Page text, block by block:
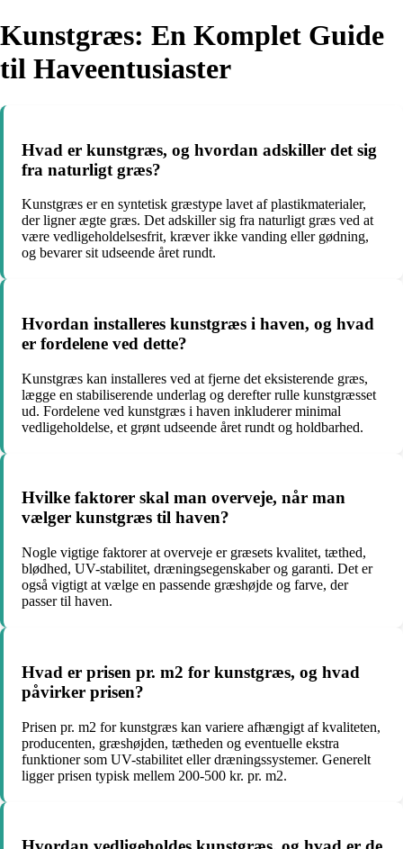
Kunstgræs: En Komplet Guide
til Haveentusiaster
Hvad er kunstgræs, og hvordan adskiller det sig
fra naturligt græs?
Kunstgræs er en syntetisk græstype lavet af plastikmaterialer,
der ligner ægte græs. Det adskiller sig fra naturligt græs ved at
være vedligeholdelsesfrit, kræver ikke vanding eller gødning,
og bevarer sit udseende året rundt.
Hvordan installeres kunstgræs i haven, og hvad
er fordelene ved dette?
Kunstgræs kan installeres ved at fjerne det eksisterende græs,
lægge en stabiliserende underlag og derefter rulle kunstgræsset
ud. Fordelene ved kunstgræs i haven inkluderer minimal
vedligeholdelse, et grønt udseende året rundt og holdbarhed.
Hvilke faktorer skal man overveje, når man
vælger kunstgræs til haven?
Nogle vigtige faktorer at overveje er græsets kvalitet, tæthed,
blødhed, UV-stabilitet, dræningsegenskaber og garanti. Det er
også vigtigt at vælge en passende græshøjde og farve, der
passer til haven.
Hvad er prisen pr. m2 for kunstgræs, og hvad
påvirker prisen?
Prisen pr. m2 for kunstgræs kan variere afhængigt af kvaliteten,
producenten, græshøjden, tætheden og eventuelle ekstra
funktioner som UV-stabilitet eller dræningssystemer. Generelt
ligger prisen typisk mellem 200-500 kr. pr. m2.